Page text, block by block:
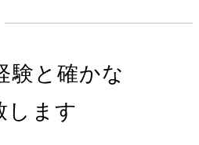
験と確かな
します